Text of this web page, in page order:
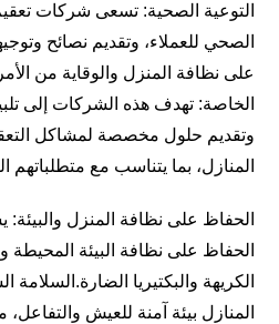
التوعية الصحية: تسعى شركات
الصحي للعملاء، وتقديم نصائح
على نظافة المنزل والوقاية من
الخاصة: تهدف هذه الشركات إلى
وتقديم حلول مخصصة لمشاكل
المنازل، بما يتناسب مع
الحفاظ على نظافة المنزل
الحفاظ على نظافة البيئة المحيطة
الكريهة والبكتيريا
المنازل بيئة آمنة للعيش